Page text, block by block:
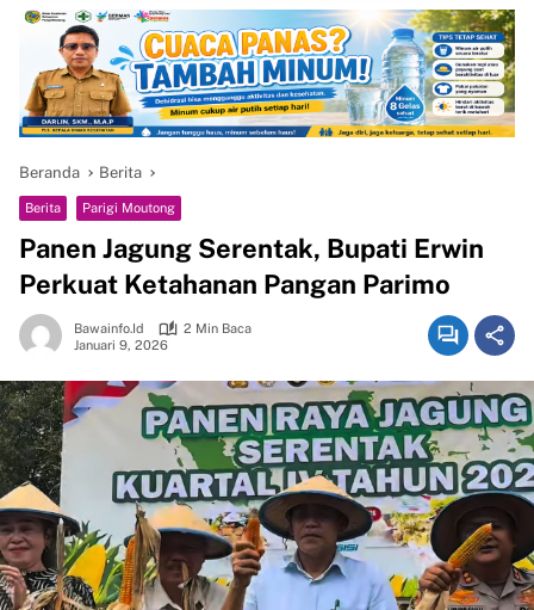
Beranda Berita
Berita Parigi Moutong
Panen Jagung Serentak, Bupati Erwin
Perkuat Ketahanan Pangan Parimo
Bawainfo.id
2 Min Baca
Januari 9, 2026